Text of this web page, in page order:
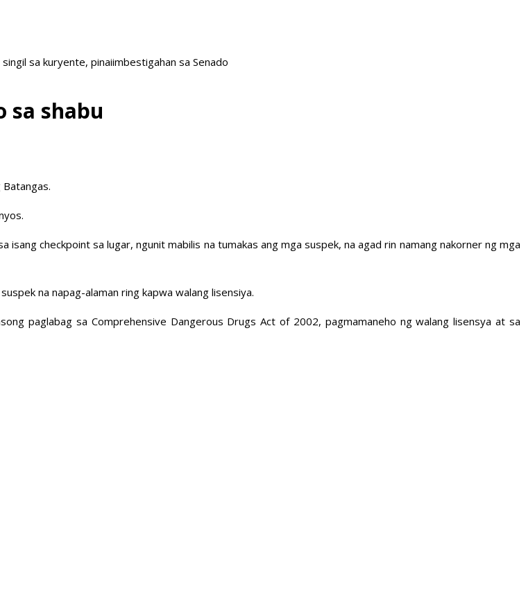
sa kuryente, pinaiimbestigahan sa Senado
sa shabu
checkpoint sa lugar, ngunit mabilis na tumakas ang mga suspek, na agad rin namang nakorner ng mga
na napag-alaman ring kapwa walang lisensiya.
paglabag sa Comprehensive Dangerous Drugs Act of 2002, pagmamaneho ng walang lisensya at sa